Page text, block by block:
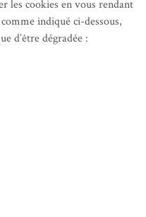
les cookies en vous rendant
indiqué ci-dessous,
d’être dégradée :